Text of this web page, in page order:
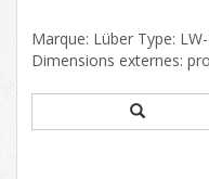
Marque: Lüber Type:
Dimensions externes: